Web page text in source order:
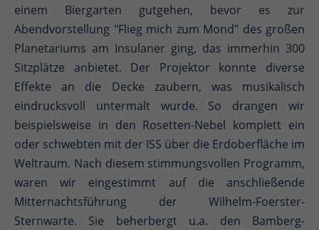
einem Biergarten gutgehen, bevor es zur
Abendvorstellung "Flieg mich zum Mond" des großen
Planetariums am Insulaner ging, das immerhin 300
Sitzplätze anbietet. Der Projektor konnte diverse
Effekte an die Decke zaubern, was musikalisch
eindrucksvoll untermalt wurde. So drangen wir
beispielsweise in den Rosetten-Nebel komplett ein
oder schwebten mit der ISS über die Erdoberfläche im
Weltraum. Nach diesem stimmungsvollen Programm,
waren wir eingestimmt auf die anschließende
Mitternachtsführung der Wilhelm-Foerster-
Sternwarte. Sie beherbergt u.a. den Bamberg-